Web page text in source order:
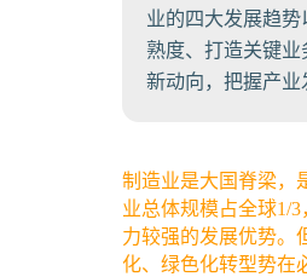
业的四大发展趋
熟度、打造关键
新动向，把握产业
制造业是大国脊梁，
业总体规模占全球1/
力较强的发展优势。
化、绿色化转型势在